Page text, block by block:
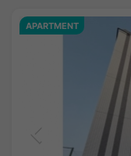
APARTMENT